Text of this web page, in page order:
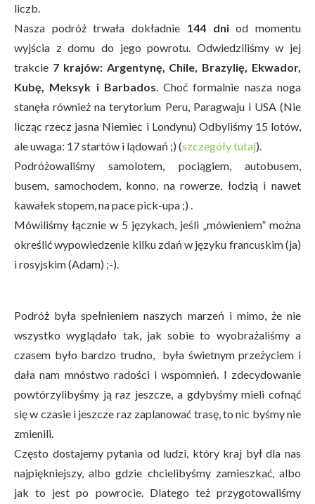
liczb.
Nasza podróż trwała dokładnie 144 dniod momentu
wyjścia z domu do jego powrotu. Odwiedziliśmy w jej
trakcie 7 krajów: Argentynę, Chile, Brazylię, Ekwador,
Kubę, Meksyk i Barbados . Choć formalnie nasza noga
stanęła również na terytorium Peru, Paragwaju i USA (Nie
licząc rzecz jasna Niemiec i Londynu) Odbyliśmy 15 lotów,
ale uwaga: 17 startów i lądowań ;) (szczegóły tutaj).
Podróżowaliśmy samolotem, pociągiem, autobusem,
busem, samochodem, konno, na rowerze, łodzią i nawet
kawałek stopem, na pace pick-upa ;) .
Mówiliśmy łącznie w 5 językach, jeśli „mówieniem” można
określić wypowiedzenie kilku zdań w języku francuskim (ja)
i rosyjskim (Adam) ;-).
Podróż była spełnieniem naszych marzeń i mimo, że nie
wszystko wyglądało tak, jak sobie to wyobrażaliśmy a
czasem było bardzo trudno, była świetnym przeżyciem i
dała nam mnóstwo radości i wspomnień. I zdecydowanie
powtórzylibyśmy ją raz jeszcze, a gdybyśmy mieli cofnąć
się w czasie i jeszcze raz zaplanować trasę, to nic byśmy nie
zmienili.
Często dostajemy pytania od ludzi, który kraj był dla nas
najpiękniejszy, albo gdzie chcielibyśmy zamieszkać, albo
jak to jest po powrocie. Dlatego też przygotowaliśmy